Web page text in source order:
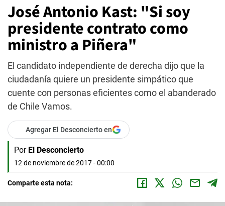
José Antonio Kast: "Si soy
presidente contrato como
ministro a Piñera"
El candidato independiente de derecha dijo que la
ciudadanía quiere un presidente simpático que
cuente con personas eficientes como el abanderado
de Chile Vamos.
Agregar El Desconcierto en
Por El Desconcierto
12 de noviembre de 2017 - 00:00
Comparte esta nota: